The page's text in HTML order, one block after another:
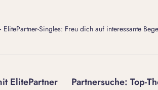
ElitePartner-Singles: Freu dich auf interessante
ElitePartner Partnersuche: Top-